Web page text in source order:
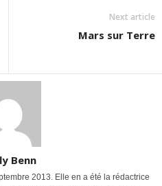
Next article
Mars sur Terre
Benn
2013. Elle en a été la rédactrice